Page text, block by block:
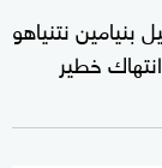
نتنياهو
خطير